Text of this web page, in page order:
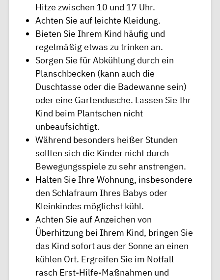
Hitze zwischen 10 und 17 Uhr.
Achten Sie auf leichte Kleidung.
Bieten Sie Ihrem Kind häufig und
regelmäßig etwas zu trinken an.
Sorgen Sie für Abkühlung durch ein
Planschbecken (kann auch die
Duschtasse oder die Badewanne sein)
oder eine Gartendusche. Lassen Sie Ihr
Kind beim Plantschen nicht
unbeaufsichtigt.
Während besonders heißer Stunden
sollten sich die Kinder nicht durch
Bewegungsspiele zu sehr anstrengen.
Halten Sie Ihre Wohnung, insbesondere
den Schlafraum Ihres Babys oder
Kleinkindes möglichst kühl.
Achten Sie aufAnzeichen von
Überhitzung bei Ihrem Kind, bringen Sie
das Kind sofort aus der Sonne an einen
kühlen Ort. Ergreifen Sie im Notfall
rasch Erst-Hilfe-Maßnahmen und